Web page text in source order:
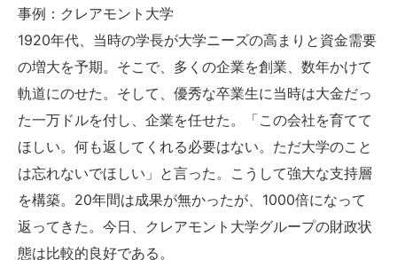
事例：クレアモント大学
1920年代、当時の学長が大学ニーズの高まりと資金需要
の増大を予期。そこで、多くの企業を創業、数年かけて
軌道にのせた。そして、優秀な卒業生に当時は大金だっ
た一万ドルを付し、企業を任せた。「この会社を育てて
ほしい。何も返してくれる必要はない。ただ大学のこと
は忘れないでほしい」と言った。こうして強大な支持層
を構築。20年間は成果が無かったが、1000倍になって
返ってきた。今日、クレアモント大学グループの財政状
態は比較的良好である。